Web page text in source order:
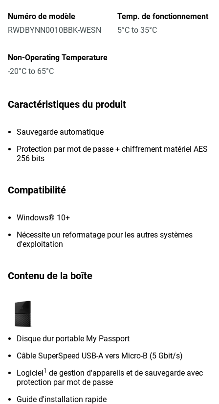
Numéro de modèle
RWDBYNN0010BBK-WESN
Temp. de fonctionnement
5°C to 35°C
Non-Operating Temperature
-20°C to 65°C
Caractéristiques du produit
Sauvegarde automatique
Protection par mot de passe + chiffrement matériel AES
256 bits
Compatibilité
Windows® 10+
Nécessite un reformatage pour les autres systèmes
d'exploitation
Contenu de la boîte
Disque dur portable My Passport
Câble SuperSpeed ​​​​USB-A vers Micro-B (5 Gbit/s)
Logiciel1 de gestion d'appareils et de sauvegarde avec
protection par mot de passe
Guide d'installation rapide